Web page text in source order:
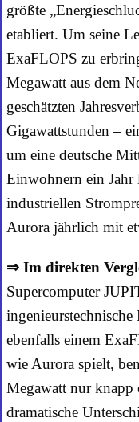
größte
etabliert. Um seine
ExaFLOPS zu
Megawatt aus dem
geschätzten
Gigawattstunden –
um eine deutsche
Einwohnern ein
industriellen
Aurora jährlich mit
⇒ Im direkten
Supercomputer
ebenfalls einem
wie Aurora spielt,
Megawatt nur knapp
dramatische